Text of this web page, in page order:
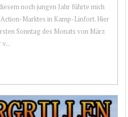
noch jungen Jahr führte mich
Marktes in Kamp-Linfort. Hier
Sonntag des Monats von März